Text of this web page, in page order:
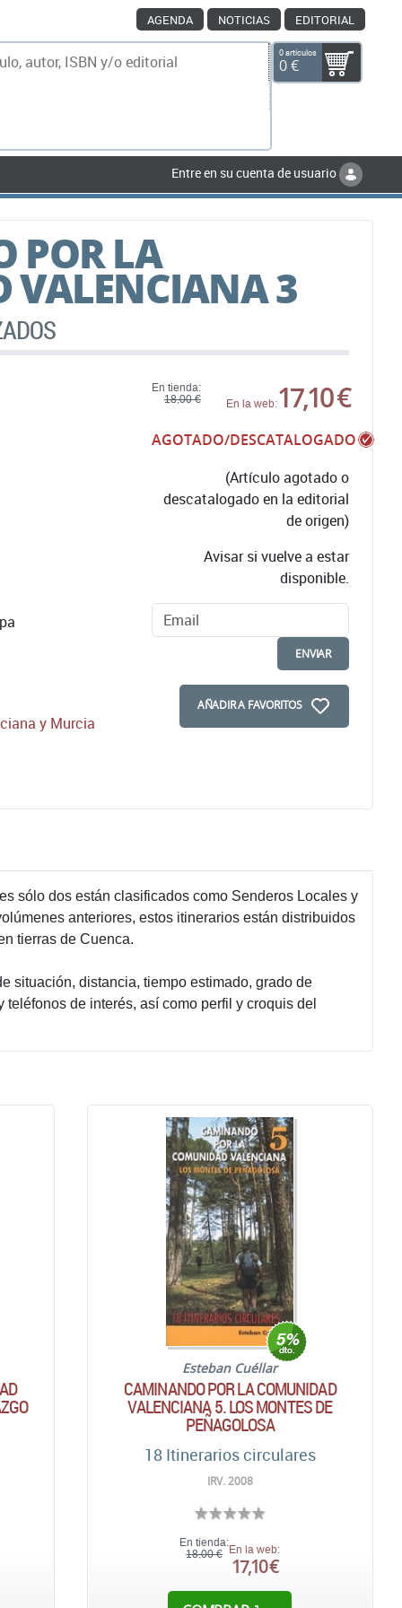
AGENDA NOTICIAS EDITORIAL
0 artículos
0 €
Entre en su cuenta de usuario
POR LA
VALENCIANA 3
En tienda:
18,00 €
En la web:17,10 €
AGOTADO/DESCATALOGADO
(Artículo agotado o
descatalogado en la editorial
de origen)
Avisar si vuelve a estar
disponible.
ENVIAR
AÑADIR A FAVORITOS
y Murcia
sólo dos están clasificados como Senderos Locales y
anteriores, estos itinerarios están distribuidos
tierras de Cuenca.
situación, distancia, tiempo estimado, grado de
de interés, así como perfil y croquis del
Esteban Cuéllar
CAMINANDO POR LA COMUNIDAD
VALENCIANA 5. LOS MONTES DE
PEÑAGOLOSA
18 Itinerarios circulares
IRV. 2008
En tienda:
18,00 €
En la web:
17,10 €